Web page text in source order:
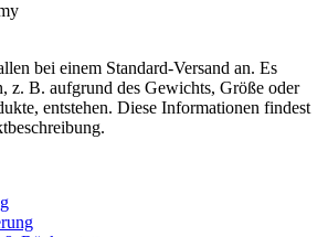
bei einem Standard-Versand an. Es
z. B. aufgrund des Gewichts, Größe oder
entstehen. Diese Informationen findest